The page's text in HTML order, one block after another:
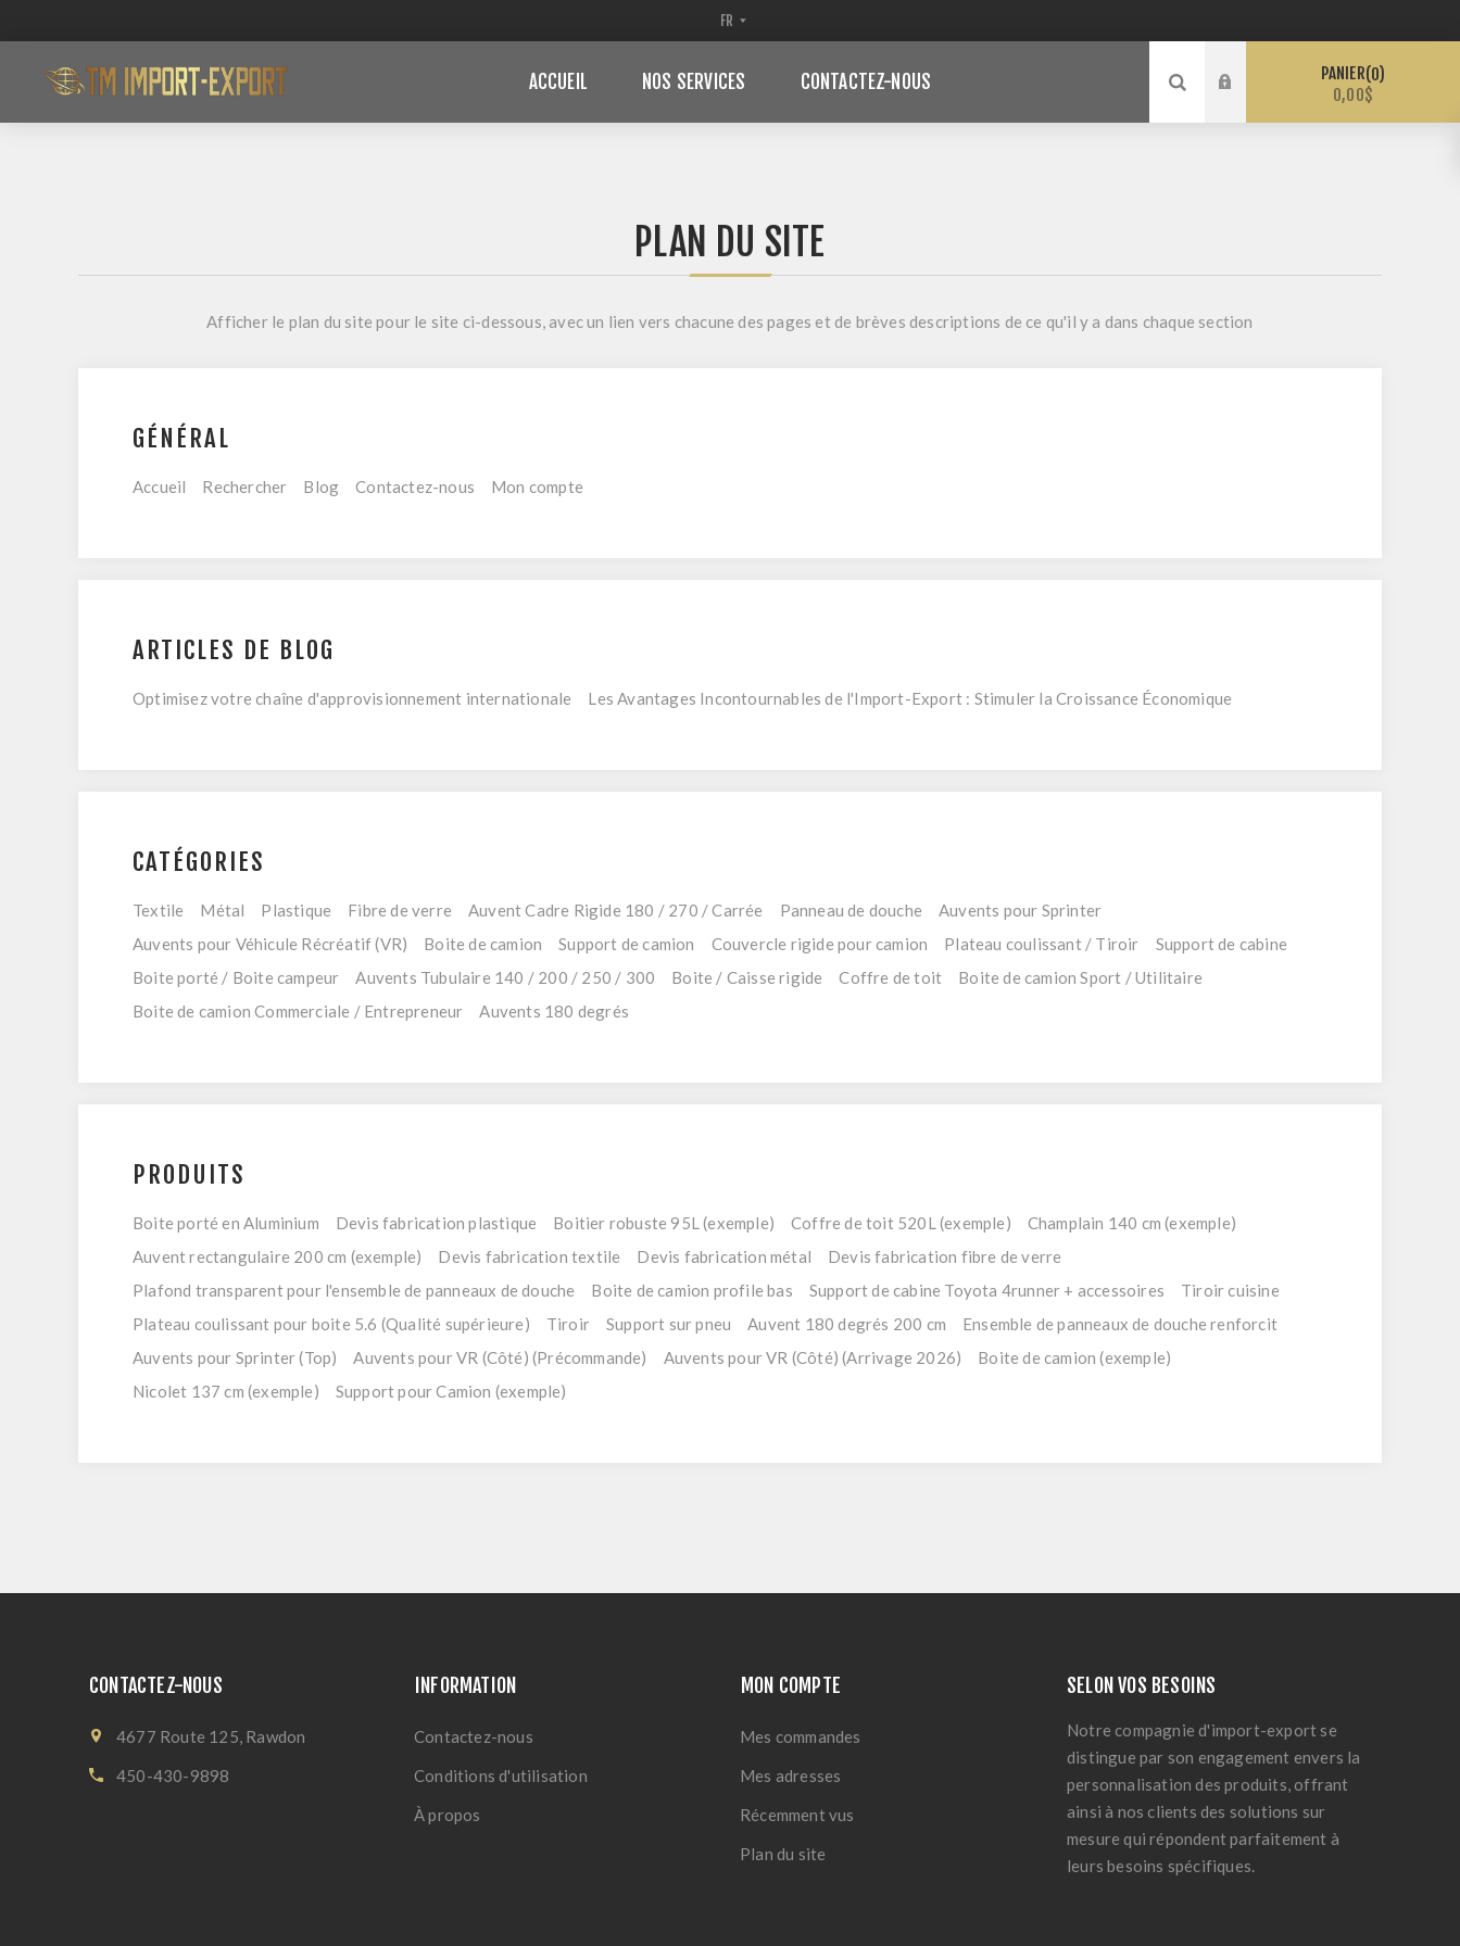
ACCUEIL NOS SERVICES CONTACTEZ-NOUS PANIER 0
0,00$
PLAN DU SITE
Afficher le plan du site pour le site ci-dessous, avec un lien vers chacune des pages et de brèves descriptions de ce qu'il y a dans chaque section
GÉNÉRAL
Accueil Rechercher Blog Contactez-nous Mon compte
ARTICLES DE BLOG
Optimisez votre chaîne d'approvisionnement internationale Les Avantages Incontournables de l'Import-Export : Stimuler la Croissance Économique
CATÉGORIES
Textile Métal Plastique Fibre de verre Auvent Cadre Rigide 180 / 270 / Carrée Panneau de douche
Auvents pour Sprinter
Auvents pour Véhicule Récréatif (VR)
Boite de camion Support de camion Couvercle rigide pour camion Plateau coulissant / Tiroir
Support de cabine
Boite porté / Boite campeur
Auvents Tubulaire 140 / 200 / 250 / 300 Boite / Caisse rigide Coffre de toit
Boite de camion Sport / Utilitaire
Boite de camion Commerciale / Entrepreneur
Auvents 180 degrés
PRODUITS
Boite porté en Aluminium Devis fabrication plastique Boitier robuste 95L (exemple) Coffre de toit 520L (exemple)
Champlain 140 cm (exemple)
Auvent rectangulaire 200 cm (exemple)
Devis fabrication textile Devis fabrication métal
Devis fabrication fibre de verre
Plafond transparent pour l'ensemble de panneaux de douche
Boite de camion profile bas Support de cabine Toyota 4runner + accessoires
Tiroir cuisine
Plateau coulissant pour boite 5.6 (Qualité supérieure)
Tiroir Support sur pneu Auvent 180 degrés 200 cm
Ensemble de panneaux de douche renforcit
Auvents pour Sprinter (Top)
Auvents pour VR (Côté) (Précommande) Auvents pour VR (Côté) (Arrivage 2026)
Boite de camion (exemple)
Nicolet 137 cm (exemple)
Support pour Camion (exemple)
CONTACTEZ-NOUS
4677 Route 125, Rawdon
450-430-9898
INFORMATION
Contactez-nous
Conditions d'utilisation
À propos
MON COMPTE
Mes commandes
Mes adresses
Récemment vus
Plan du site
SELON VOS BESOINS
Notre compagnie d'import-export se
distingue par son engagement envers la
personnalisation des produits, offrant
ainsi à nos clients des solutions sur
mesure qui répondent parfaitement à
leurs besoins spécifiques.